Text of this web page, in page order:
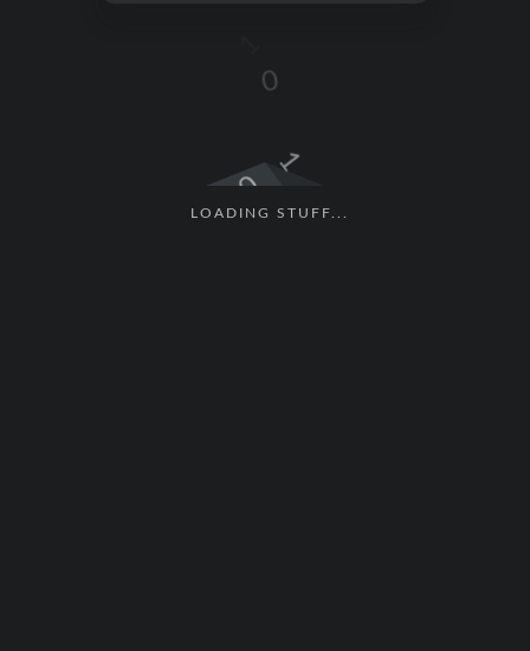
LOADING STUFF...